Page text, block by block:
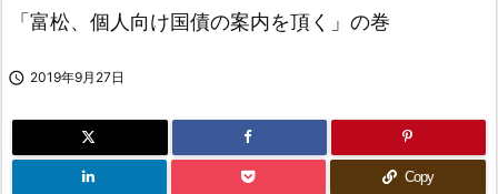
「富松、個人向け国債の案内を頂く」の巻
 2019年9月27日
Copy